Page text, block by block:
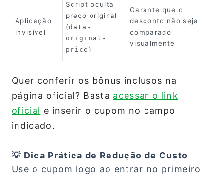
Aplicação
invisível
Script oculta
preço original
(data-
original-
price )
Garante que o
desconto não seja
comparado
visualmente
Quer conferir os bônus inclusos na
página oficial? Basta acessar o link
oficial e inserir o cupom no campo
indicado.
💡 Dica Prática de Redução de Custo
Use o cupom logo ao entrar no primeiro